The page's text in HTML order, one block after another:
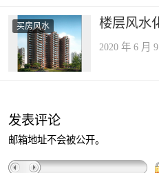
买房风水 楼层风水
2020 年 6 月 9
发表评论
邮箱地址不会被公开。